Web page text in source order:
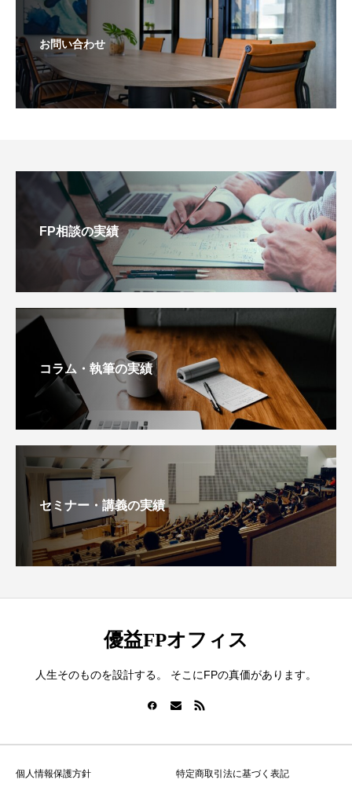
お問い合わせ
FP相談の実績
コラム・執筆の実績
セミナー・講義の実績
優益FPオフィス
人生そのものを設計する。 そこにFPの真価があります。
個人情報保護方針 特定商取引法に基づく表記